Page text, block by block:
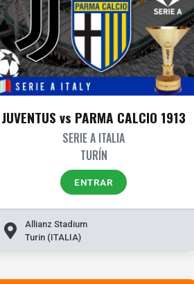
JUVENTUS vs PARMA CALCIO 1913
SERIE A ITALIA
TURÍN
ENTRAR
Allianz Stadium
Turin (ITALIA)